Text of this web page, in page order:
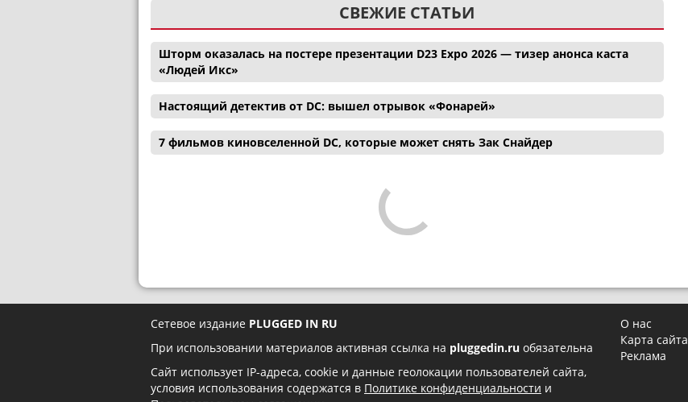
СВЕЖИЕ СТАТЬИ
Шторм оказалась на постере презентации D23 Expo 2026 — тизер анонса каста
«Людей Икс»
Настоящий детектив от DC: вышел отрывок «Фонарей»
7 фильмов киновселенной DC, которые может снять Зак Снайдер
Сетевое издание PLUGGED IN RU
При использовании материалов активная ссылка на pluggedin.ru обязательна
Сайт использует IP-адреса, cookie и данные геолокации пользователей сайта,
условия использования содержатся в Политике конфиденциальности и
О нас
Карта сайта
Реклама